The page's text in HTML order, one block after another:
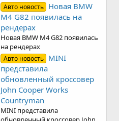
Авто новость
Новая BMW
M4 G82 появилась на
рендерах
Новая BMW M4 G82 появилась
на рендерах
Авто новость
MINI
представила
обновленный кроссовер
John Cooper Works
Countryman
MINI представила